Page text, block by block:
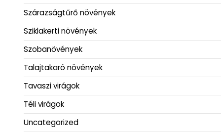
Szárazságtűrő növények
Sziklakerti növények
Szobanövények
Talajtakaró növények
Tavaszi virágok
Téli virágok
Uncategorized